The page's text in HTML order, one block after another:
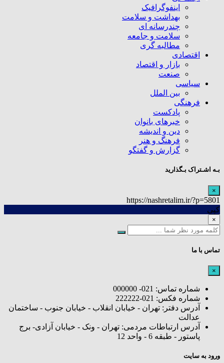
اینفوگرافیک
بهداشت و سلامت
چندرسانه ای
سلامت و جامعه
مطالبه گری
اقتصادی
بازار و اقتصاد
صنعت
سیاسی
بین الملل
فرهنگی
پادکست
خبرهای بانوان
دین و اندیشه
فرهنگ و هنر
گزارش و گفتگو
بـه اشـتراک بـگذارید
×
https://nashretalim.ir/?p=5801
کپی
×
تماس با ما
×
شماره تماس: 021- 000000
شماره فکس: 021-222222
آدرس دفتر: تهران - خیابان انقلاب - خیابان جنوب - ساختمان
عدالت
آدرس ارتباطات مردمی: تهران - ونک - خیابان آزادی- برج
پاستور - طبقه 6 - واحد 12
ورود به سایت